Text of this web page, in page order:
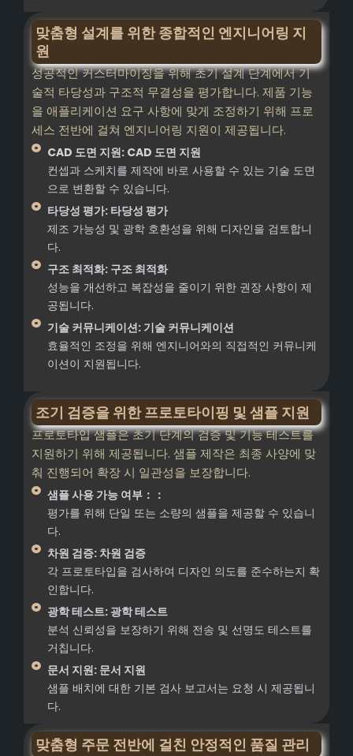
맞춤형 설계를 위한 종합적인 엔지니어링 지
원
성공적인 커스터마이징을 위해 초기 설계 단계에서 기
술적 타당성과 구조적 무결성을 평가합니다. 제품 기능
을 애플리케이션 요구 사항에 맞게 조정하기 위해 프로
세스 전반에 걸쳐 엔지니어링 지원이 제공됩니다.
CAD 도면 지원: CAD 도면 지원
컨셉과 스케치를 제작에 바로 사용할 수 있는 기술 도면
으로 변환할 수 있습니다.
타당성 평가: 타당성 평가
제조 가능성 및 광학 호환성을 위해 디자인을 검토합니
다.
구조 최적화: 구조 최적화
성능을 개선하고 복잡성을 줄이기 위한 권장 사항이 제
공됩니다.
기술 커뮤니케이션: 기술 커뮤니케이션
효율적인 조정을 위해 엔지니어와의 직접적인 커뮤니케
이션이 지원됩니다.
조기 검증을 위한 프로토타이핑 및 샘플 지원
프로토타입 샘플은 초기 단계의 검증 및 기능 테스트를
지원하기 위해 제공됩니다. 샘플 제작은 최종 사양에 맞
춰 진행되어 확장 시 일관성을 보장합니다.
샘플 사용 가능 여부：：
평가를 위해 단일 또는 소량의 샘플을 제공할 수 있습니
다.
차원 검증: 차원 검증
각 프로토타입을 검사하여 디자인 의도를 준수하는지 확
인합니다.
광학 테스트: 광학 테스트
분석 신뢰성을 보장하기 위해 전송 및 선명도 테스트를
거칩니다.
문서 지원: 문서 지원
샘플 배치에 대한 기본 검사 보고서는 요청 시 제공됩니
다.
맞춤형 주문 전반에 걸친 안정적인 품질 관리